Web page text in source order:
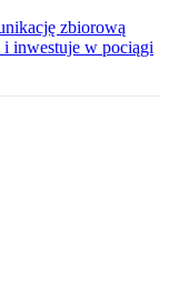
zbiorową
inwestuje w pociągi